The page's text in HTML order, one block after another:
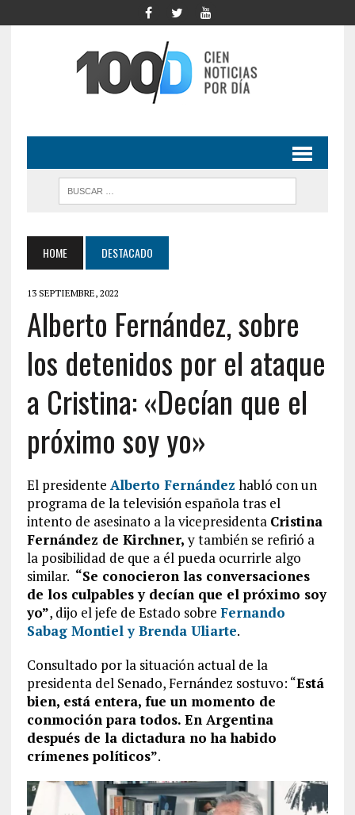
HOME DESTACADO
13 SEPTIEMBRE, 2022
Alberto Fernández, sobre
los detenidos por el ataque
a Cristina: «Decían que el
próximo soy yo»
El presidente Alberto Fernández habló con un
programa de la televisión española tras el
intento de asesinato a la vicepresidenta Cristina
Fernández de Kirchner,y también se refirió a
la posibilidad de que a él pueda ocurrirle algo
similar. “Se conocieron las conversaciones
de los culpables y decían que el próximo soy
yo”, dijo el jefe de Estado sobre Fernando
Sabag Montiel y Brenda Uliarte.
Consultado por la situación actual de la
presidenta del Senado, Fernández sostuvo: “Está
bien, está entera, fue un momento de
conmoción para todos. En Argentina
después de la dictadura no ha habido
crímenes políticos”.